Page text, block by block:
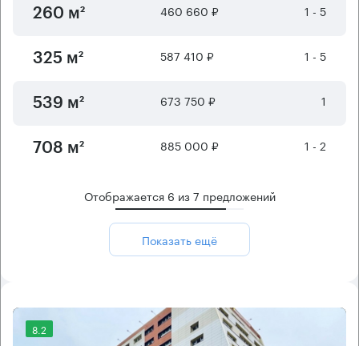
260 м² 460 660 ₽ 1 - 5
325 м² 587 410 ₽ 1 - 5
539 м² 673 750 ₽ 1
708 м² 885 000 ₽ 1 - 2
Отображается 6 из7 предложений
Показать ещё
8.2